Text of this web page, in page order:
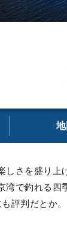
地
しさを盛り上
湾で釣れる四
評判だとか。